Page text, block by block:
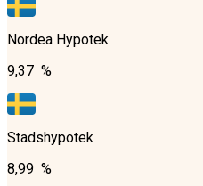
Nordea Hypotek
9,37 %
Stadshypotek
8,99 %